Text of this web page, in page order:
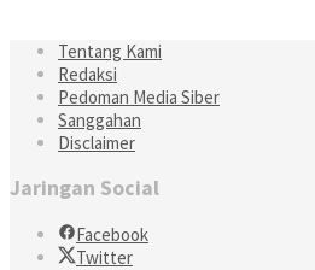
Tentang Kami
Redaksi
Pedoman Media Siber
Sanggahan
Disclaimer
Jaringan Social
Facebook
Twitter